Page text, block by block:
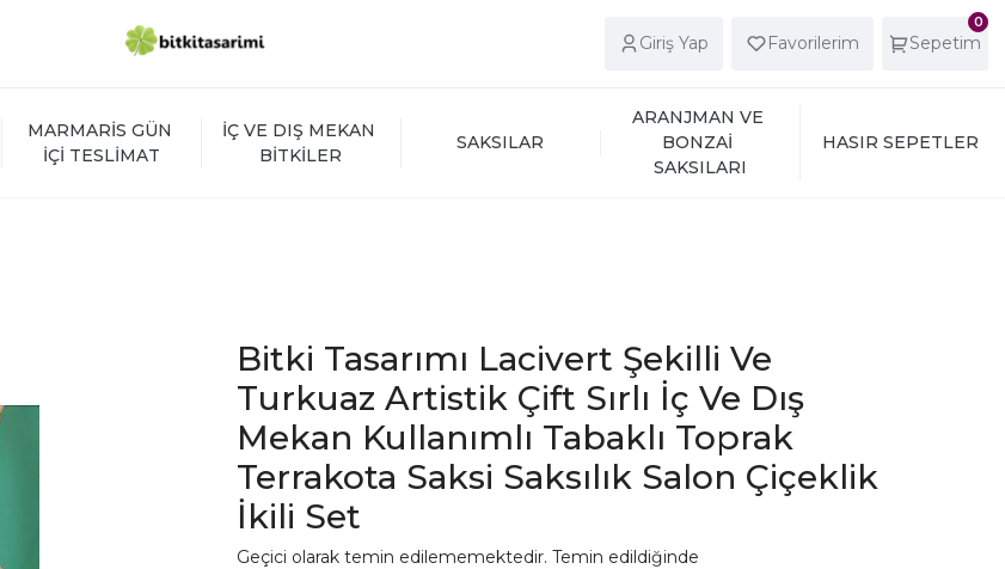
Giriş Yap Favorilerim
0
Sepetim
MARMARİS GÜN
İÇİ TESLİMAT
İÇ VE DIŞ MEKAN
BİTKİLER
SAKSILAR
ARANJMAN VE
BONZAİ
SAKSILARI
HASIR SEPETLER
Bitki Tasarımı Lacivert Şekilli Ve
Turkuaz Artistik Çift Sırlı İç Ve Dış
Mekan Kullanımlı Tabaklı Toprak
Terrakota Saksi Saksılık Salon Çiçeklik
İkili Set
Geçici olarak temin edilememektedir. Temin edildiğinde